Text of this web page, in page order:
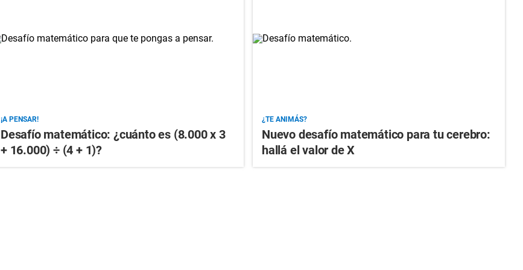
¡A PENSAR!
Desafío matemático: ¿cuánto es (8.000 x 3
+ 16.000) ÷ (4 + 1)?
¿TE ANIMÁS?
Nuevo desafío matemático para tu cerebro:
hallá el valor de X